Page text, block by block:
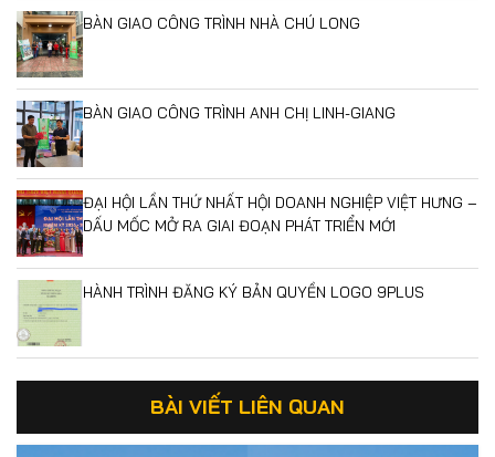
BÀN GIAO CÔNG TRÌNH NHÀ CHÚ LONG
BÀN GIAO CÔNG TRÌNH ANH CHỊ LINH-GIANG
ĐẠI HỘI LẦN THỨ NHẤT HỘI DOANH NGHIỆP VIỆT HƯNG –
DẤU MỐC MỞ RA GIAI ĐOẠN PHÁT TRIỂN MỚI
HÀNH TRÌNH ĐĂNG KÝ BẢN QUYỀN LOGO 9PLUS
BÀI VIẾT LIÊN QUAN